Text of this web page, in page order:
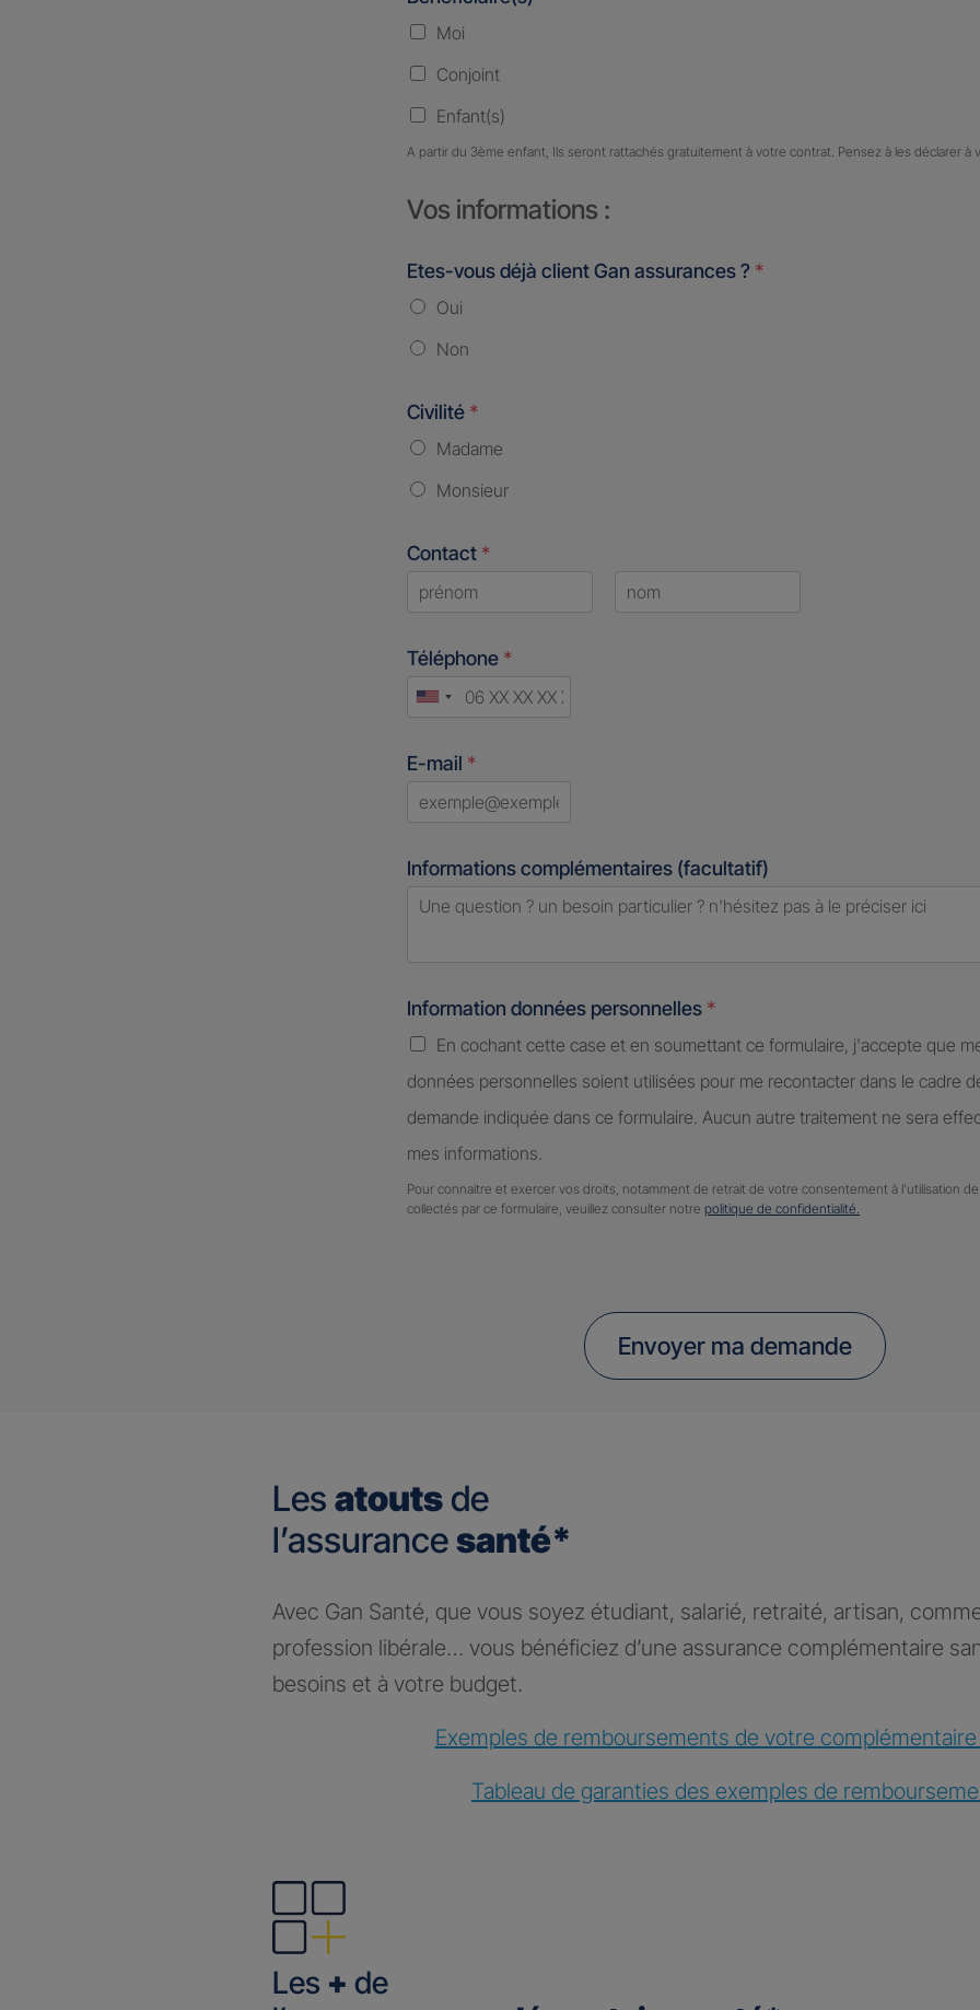
Moi
Conjoint
Enfant(s)
A partir du 3ème enfant, Ils seront rattachés gratuitement à votre contrat. Pensez à les déclarer à
Vos informations :
Etes-vous déjà client Gan assurances ? *
Oui
Non
Civilité *
Madame
Monsieur
Contact *
Téléphone *
United
E-mail *
Informations complémentaires (facultatif)
Information données personnelles *
En cochant cette case et en soumettant ce formulaire, j'accepte que
données personnelles soient utilisées pour me recontacter dans le cadre
demande indiquée dans ce formulaire. Aucun autre traitement ne sera
mes informations.
Pour connaitre et exercer vos droits, notamment de retrait de votre consentement à l'utilisation
collectés par ce formulaire, veuillez consulter notre politique de confidentialité.
Envoyer ma demande
Les atoutsde
l’assurancesanté*
Avec Gan Santé, que vous soyez étudiant, salarié, retraité, artisan,
profession libérale… vous bénéficiez d’une assurance complémentaire
besoins et à votre budget.
Exemples de remboursements de votre
Tableau de garanties des exemples de
Les + de